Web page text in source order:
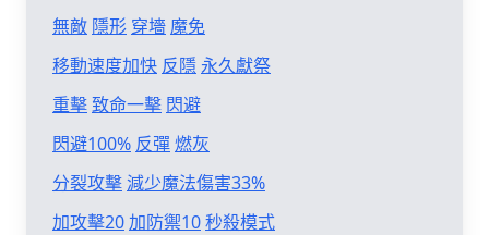
無敵 隱形 穿墻 魔免
移動速度加快 反隱 永久獻祭
重擊致命一擊 閃避
閃避100% 反彈燃灰
分裂攻擊減少魔法傷害33%
加攻擊20加防禦10秒殺模式